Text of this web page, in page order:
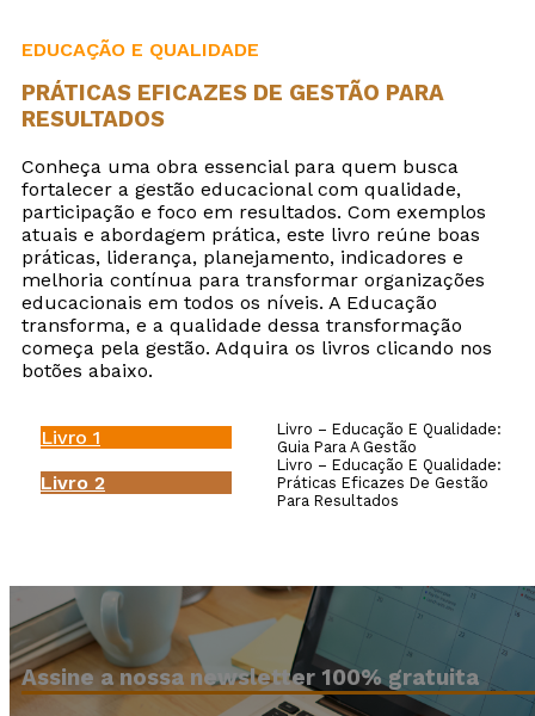
EDUCAÇÃO E QUALIDADE
PRÁTICAS EFICAZES DE GESTÃO PARA
RESULTADOS
Conheça uma obra essencial para quem busca
fortalecer a gestão educacional com qualidade,
participação e foco em resultados. Com exemplos
atuais e abordagem prática, este livro reúne boas
práticas, liderança, planejamento, indicadores e
melhoria contínua para transformar organizações
educacionais em todos os níveis. A Educação
transforma, e a qualidade dessa transformação
começa pela gestão. Adquira os livros clicando nos
botões abaixo.
Livro 1
Livro – Educação E Qualidade:
Guia Para A Gestão
Livro 2
Livro – Educação E Qualidade:
Práticas Eficazes De Gestão
Para Resultados
Assine a nossa newsletter 100% gratuita